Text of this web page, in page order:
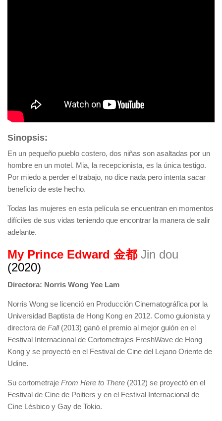
Sinopsis:
En un pequeño pueblo costero, dos niñas son asaltadas por un
hombre en un motel. Mia, la recepcionista, es la única testigo.
Por miedo a perder el trabajo, no dice nada pero intenta sacar
beneficio de este hecho.
Todas las mujeres en esta película se encuentran en momentos
difíciles de sus vidas teniendo que encontrar la manera de salir
adelante.
My Prince Edward 金都 Jin dou
(2020)
Directora: Norris Wong Yee Lam
Norris Wong se licenció en Producción Cinematográfica por la
Universidad Baptista de Hong Kong en 2012. Como guionista y
directora de Fall(2013) ganó el premio al mejor guión en el
Festival Internacional de Cortometrajes FreshWave de Hong
Kong y se proyectó en el Festival de Cine del Lejano Oriente de
Udine.
Su cortometraje From Here to There (2012) se proyectó en el
Festival de Cine de Poitiers y en el Festival Internacional de
Cine Lésbico y Gay de Tokio.